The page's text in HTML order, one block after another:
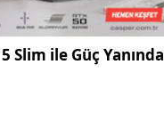
Slim ile Güç Yanında